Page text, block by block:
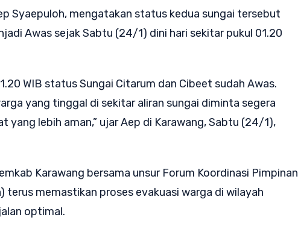
Syaepuloh, mengatakan status kedua sungai tersebut
Awas sejak Sabtu (24/1) dini hari sekitar pukul 01.20
WIB status Sungai Citarum dan Cibeet sudah Awas.
yang tinggal di sekitar aliran sungai diminta segera
yang lebih aman,” ujar Aep di Karawang, Sabtu (24/1),
Karawang bersama unsur Forum Koordinasi Pimpinan
terus memastikan proses evakuasi warga di wilayah
optimal.